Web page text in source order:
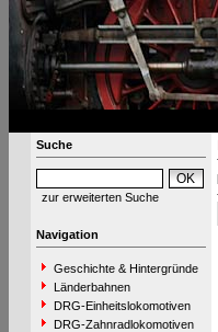
Suche
zur erweiterten Suche
Navigation
Geschichte & Hintergründe
Länderbahnen
DRG-Einheitslokomotiven
DRG-Zahnradlokomotiven